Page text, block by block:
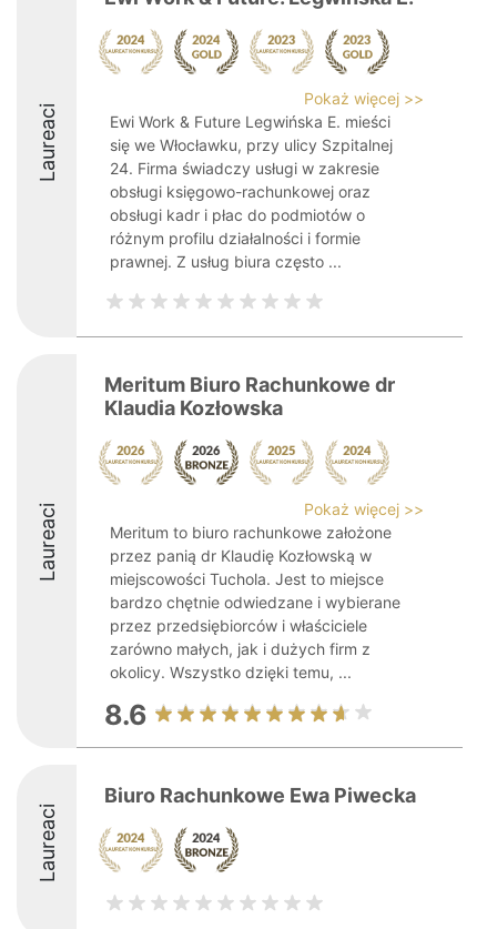
Laureaci
Pokaż więcej >>
Ewi Work & Future Legwińska E. mieści
się we Włocławku, przy ulicy Szpitalnej
24. Firma świadczy usługi w zakresie
obsługi księgowo-rachunkowej oraz
obsługi kadr i płac do podmiotów o
różnym profilu działalności i formie
prawnej. Z usług biura często ...
Laureaci
Meritum Biuro Rachunkowe dr
Klaudia Kozłowska
Pokaż więcej >>
Meritum to biuro rachunkowe założone
przez panią dr Klaudię Kozłowską w
miejscowości Tuchola. Jest to miejsce
bardzo chętnie odwiedzane i wybierane
przez przedsiębiorców i właściciele
zarówno małych, jak i dużych firm z
okolicy. Wszystko dzięki temu, ...
8.6
Laureaci
Biuro Rachunkowe Ewa Piwecka